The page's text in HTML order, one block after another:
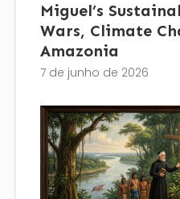
Miguel’s
Wars, Climate
Amazonia
7 de junho de 2026